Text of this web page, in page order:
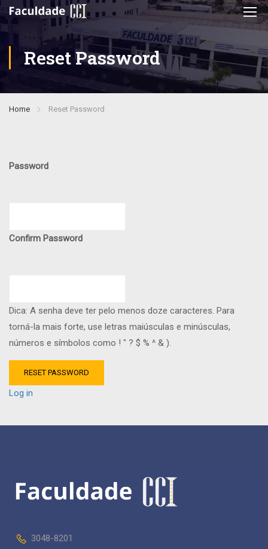
Reset Password
Home Reset Password
Password
Confirm Password
Dica: A senha deve ter pelo menos doze caracteres. Para
torná-la mais forte, use letras maiúsculas e minúsculas,
números e símbolos como ! " ? $ % ^ & ).
Log in
3048-8201